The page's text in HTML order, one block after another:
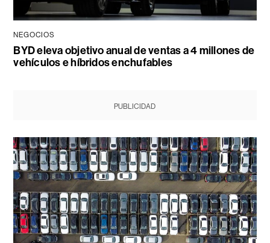
NEGOCIOS
BYD eleva objetivo anual de ventas a 4 millones de
vehículos e híbridos enchufables
PUBLICIDAD